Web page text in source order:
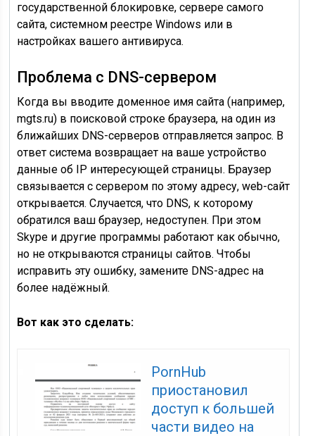
государственной блокировке, сервере самого
сайта, системном реестре Windows или в
настройках вашего антивируса.
Проблема с DNS-сервером
Когда вы вводите доменное имя сайта (например,
mgts.ru) в поисковой строке браузера, на один из
ближайших DNS-серверов отправляется запрос. В
ответ система возвращает на ваше устройство
данные об IP интересующей страницы. Браузер
связывается с сервером по этому адресу, web-сайт
открывается. Случается, что DNS, к которому
обратился ваш браузер, недоступен. При этом
Skype и другие программы работают как обычно,
но не открываются страницы сайтов. Чтобы
исправить эту ошибку, замените DNS-адрес на
более надёжный.
Вот как это сделать:
PornHub
приостановил
доступ к большей
части видео на